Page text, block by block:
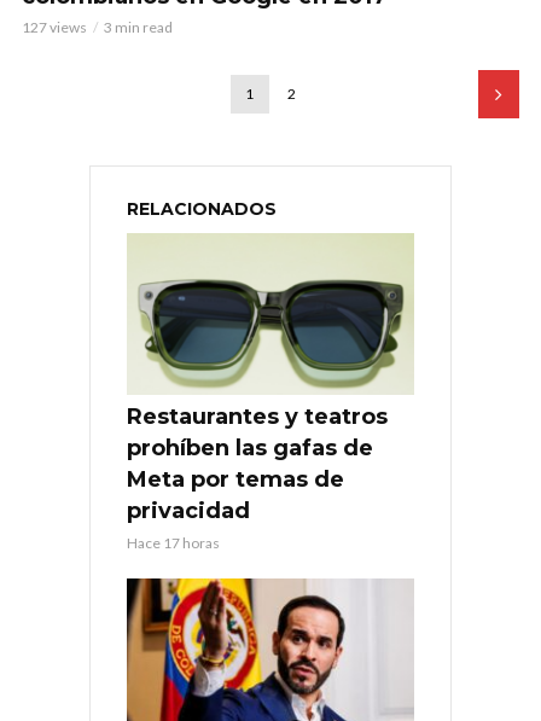
127 views 3 min read
1 2
RELACIONADOS
Restaurantes y teatros
prohíben las gafas de
Meta por temas de
privacidad
Hace 17 horas